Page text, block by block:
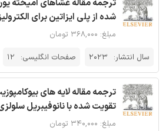
ترجمه مقاله غشاهای آمیخته
شده از پلی ایزاتین برای
مبلغ: ۳۶۸,۰۰۰ تومان
سال انتشار: 2023 صفحات انگلیسی: 12
ترجمه مقاله لایه های
تقویت شده با نانوفیبریل
مبلغ: ۳۴۰,۰۰۰ تومان